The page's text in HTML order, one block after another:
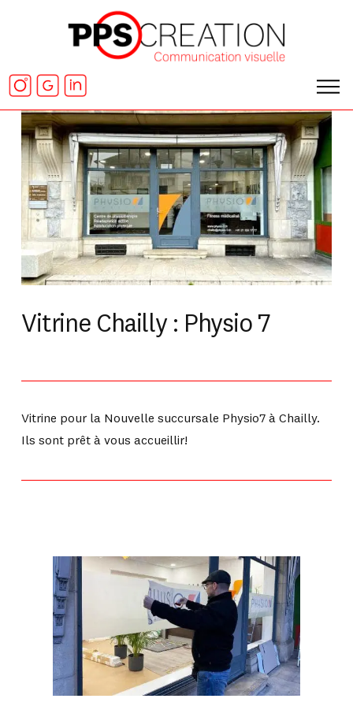
Vitrine Chailly : Physio 7
Vitrine pour la Nouvelle succursale Physio7 à Chailly.
Ils sont prêt à vous accueillir!